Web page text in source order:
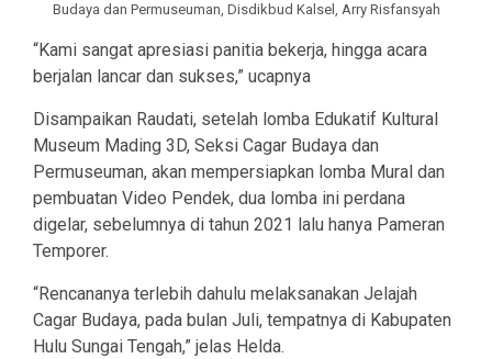
Budaya dan Permuseuman, Disdikbud Kalsel, Arry Risfansyah
“Kami sangat apresiasi panitia bekerja, hingga acara
berjalan lancar dan sukses,” ucapnya
Disampaikan Raudati, setelah lomba Edukatif Kultural
Museum Mading 3D, Seksi Cagar Budaya dan
Permuseuman, akan mempersiapkan lomba Mural dan
pembuatan Video Pendek, dua lomba ini perdana
digelar, sebelumnya di tahun 2021 lalu hanya Pameran
Temporer.
“Rencananya terlebih dahulu melaksanakan Jelajah
Cagar Budaya, pada bulan Juli, tempatnya di Kabupaten
Hulu Sungai Tengah,” jelas Helda.